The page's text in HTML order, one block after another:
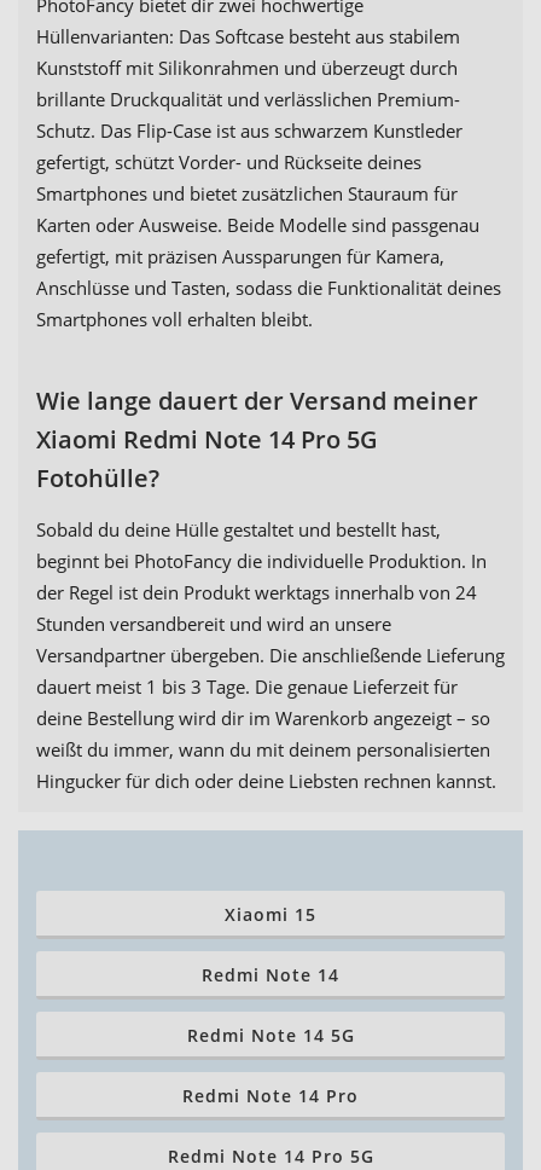
PhotoFancy bietet dir zwei hochwertige
Hüllenvarianten: Das Softcase besteht aus stabilem
Kunststoff mit Silikonrahmen und überzeugt durch
brillante Druckqualität und verlässlichen Premium-
Schutz. Das Flip-Case ist aus schwarzem Kunstleder
gefertigt, schützt Vorder- und Rückseite deines
Smartphones und bietet zusätzlichen Stauraum für
Karten oder Ausweise. Beide Modelle sind passgenau
gefertigt, mit präzisen Aussparungen für Kamera,
Anschlüsse und Tasten, sodass die Funktionalität deines
Smartphones voll erhalten bleibt.
Wie lange dauert der Versand meiner
Xiaomi Redmi Note 14 Pro 5G
Fotohülle?
Sobald du deine Hülle gestaltet und bestellt hast,
beginnt bei PhotoFancy die individuelle Produktion. In
der Regel ist dein Produkt werktags innerhalb von 24
Stunden versandbereit und wird an unsere
Versandpartner übergeben. Die anschließende Lieferung
dauert meist 1 bis 3 Tage. Die genaue Lieferzeit für
deine Bestellung wird dir im Warenkorb angezeigt – so
weißt du immer, wann du mit deinem personalisierten
Hingucker für dich oder deine Liebsten rechnen kannst.
Xiaomi 15
Redmi Note 14
Redmi Note 14 5G
Redmi Note 14 Pro
Redmi Note 14 Pro 5G